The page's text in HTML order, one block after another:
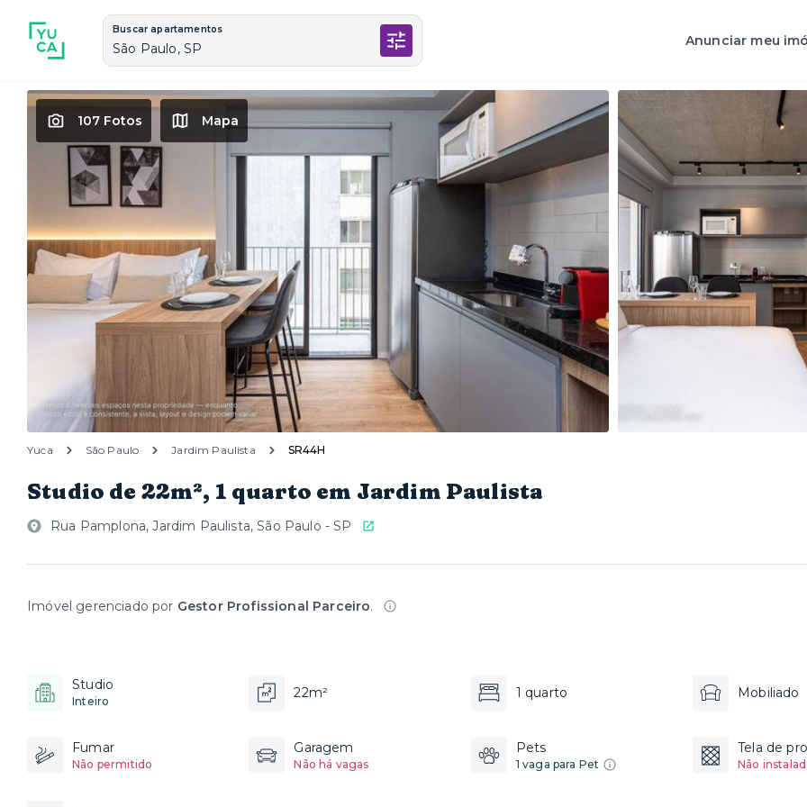
Buscar apartamentos
São Paulo, SP Anunciar meu
107 Fotos Mapa
Yuca São Paulo Jardim Paulista SR44H
Studio de 22m², 1 quarto em Jardim Paulista
Rua Pamplona, Jardim Paulista, São Paulo - SP
Imóvel gerenciado por Gestor Profissional Parceiro.
Studio
Inteiro
22m² 1 quarto Mobiliado
Fumar
Não permitido
Garagem
Não há vagas
Pets
1 vaga para Pet
Tela de
Não